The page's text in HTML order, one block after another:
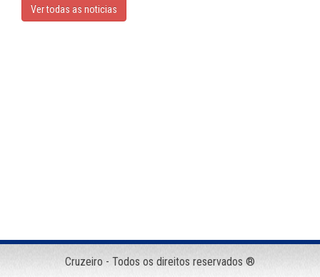
Ver todas as noticias
Cruzeiro - Todos os direitos reservados ®